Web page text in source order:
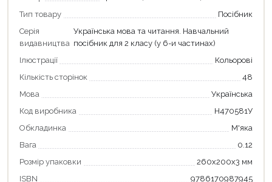
Тип товару
Посібник
Серія
видавництва
Українська мова та читання. Навчальний
посібник для 2 класу (у 6-и частинах)
Ілюстрації
Кольорові
Кількість сторінок
48
Мова
Українська
Код виробника
Н470581У
Обкладинка
М'яка
Вага
0.12
Розмір упаковки
260x200x3 мм
ISBN
9786170987945